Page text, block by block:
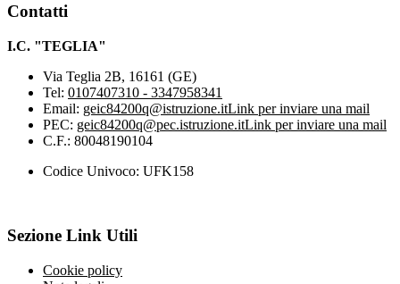
Contatti
I.C. "TEGLIA"
Via Teglia 2B, 16161 (GE)
Tel: 0107407310 - 3347958341
Email: geic84200q@istruzione.itLink per inviare una mail
PEC: geic84200q@pec.istruzione.itLink per inviare una mail
C.F.: 80048190104
Codice Univoco: UFK158
Sezione Link Utili
Cookie policy